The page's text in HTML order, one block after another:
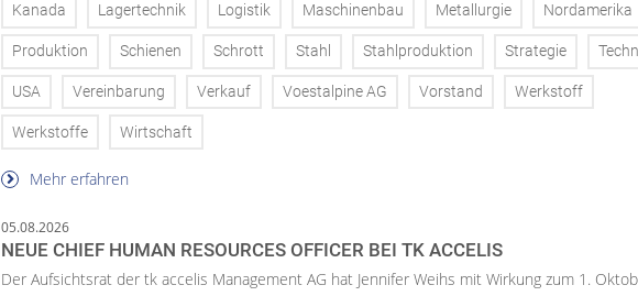
Kanada Lagertechnik Logistik Maschinenbau Metallurgie Nordamerika
Produktion Schienen Schrott Stahl Stahlproduktion Strategie
USA Vereinbarung Verkauf Voestalpine AG Vorstand Werkstoff
Werkstoffe Wirtschaft
Mehr erfahren
05.08.2026
NEUE CHIEF HUMAN RESOURCES OFFICER BEI TK ACCELIS
Der Aufsichtsrat der tk accelis Management AG hat Jennifer Weihs mit Wirkung zum 1.